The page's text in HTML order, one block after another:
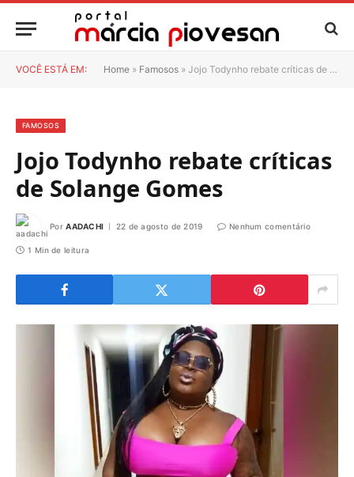
VOCÊ ESTÁ EM: Home » Famosos » Jojo Todynho rebate críticas de Solange Gomes
FAMOSOS
Jojo Todynho rebate críticas
de Solange Gomes
Por AADACHI 22 de agosto de 2019 Nenhum comentário
1 Min de leitura